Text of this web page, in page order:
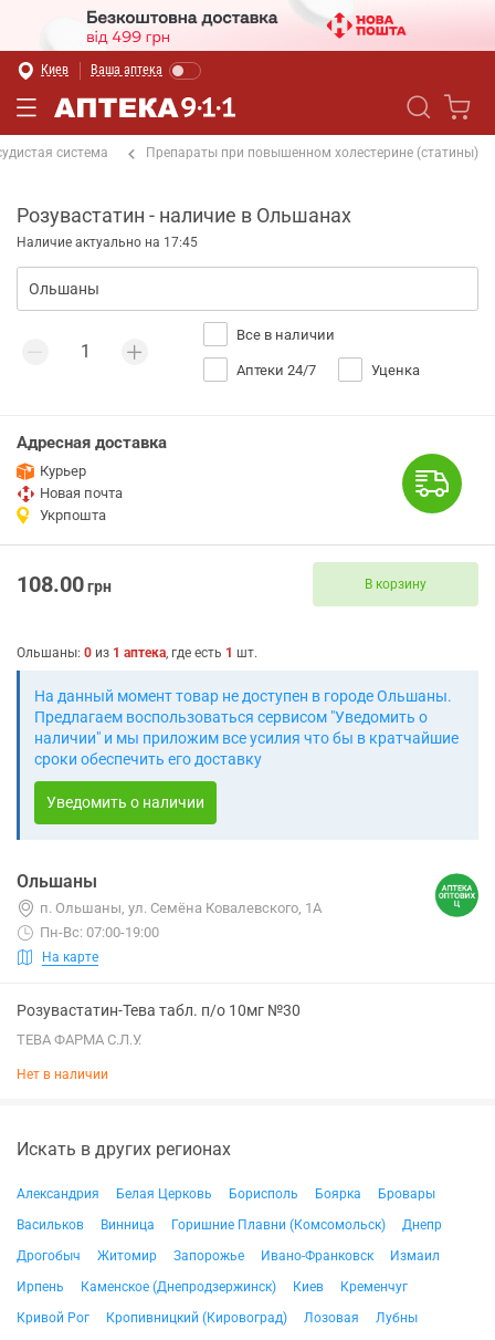
Киев Ваша аптека
система Препараты при повышенном холестерине (статины)
Розувастатин - наличие в Ольшанах
Наличие актуально на 17:45
Все в наличии
Аптеки 24/7 Уценка
Адресная доставка
Курьер
Новая почта
Укрпошта
108.00грн В корзину
Ольшаны: 0 из 1 аптека, где есть 1 шт.
На данный момент товар не доступен в городе Ольшаны.
Предлагаем воспользоваться сервисом "Уведомить о
наличии" и мы приложим все усилия что бы в кратчайшие
сроки обеспечить его доставку
Уведомить о наличии
Ольшаны
п. Ольшаны, ул. Семёна Ковалевского, 1А
Пн-Вс: 07:00-19:00
На карте
Розувастатин-Тева табл. п/о 10мг №30
ТЕВА ФАРМА С.Л.У.
Нет в наличии
Искать в других регионах
Александрия Белая Церковь Борисполь Боярка
Бровары
Васильков
Винница Горишние Плавни (Комсомольск)
Днепр
Дрогобыч
Житомир Запорожье Ивано-Франковск
Измаил
Ирпень
Каменское (Днепродзержинск) Киев
Кременчуг
Кривой Рог
Кропивницкий (Кировоград) Лозовая
Лубны